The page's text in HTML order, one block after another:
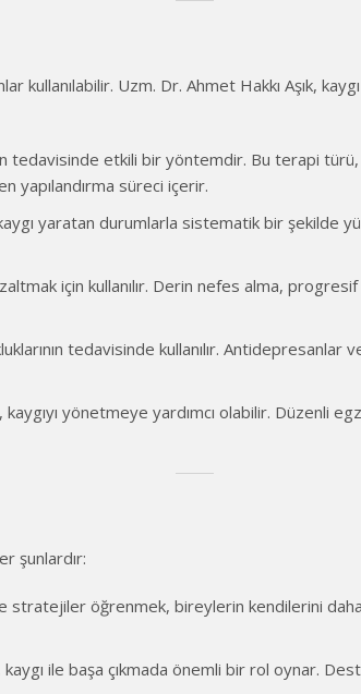
kullanılabilir. Uzm. Dr. Ahmet Hakkı Aşık,
tedavisinde etkili bir yöntemdir. Bu terapi
yapılandırma süreci içerir.
yaratan durumlarla sistematik bir şekilde
için kullanılır. Derin nefes alma,
tedavisinde kullanılır. Antidepresanlar
kaygıyı yönetmeye yardımcı olabilir.
şunlardır:
stratejiler öğrenmek, bireylerin kendilerini
ile başa çıkmada önemli bir rol oynar.